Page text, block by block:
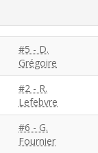
#5 - D.
Grégoire
#2 - R.
Lefebvre
#6 - G.
Fournier